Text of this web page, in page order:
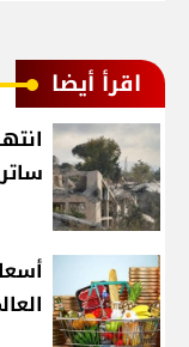
اقرأ أيضا